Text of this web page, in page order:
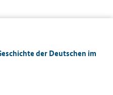
der Deutschen im